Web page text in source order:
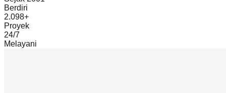
Berdiri
2.098+
Proyek
24/7
Melayani